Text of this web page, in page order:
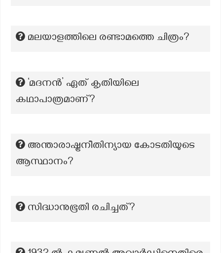
മലയാളത്തിലെ രണ്ടാമത്തെ ചിത്രം?
‘മദനൻ’ ഏത് കൃതിയിലെ
കഥാപാത്രമാണ്?
അന്താരാഷ്ട്രനീതിന്യായ കോടതിയുടെ
ആസ്ഥാനം?
സിദ്ധാനുഭൂതി രചിച്ചത്?